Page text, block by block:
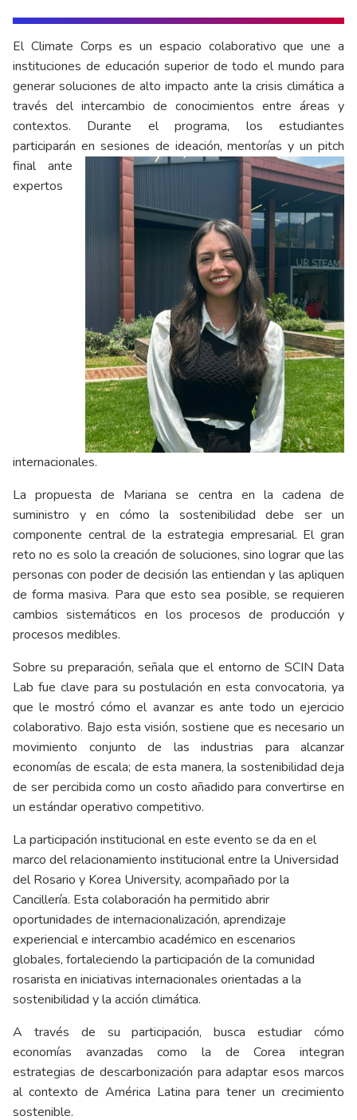
El Climate Corps es un espacio colaborativo que une a
instituciones de educación superior de todo el mundo para
generar soluciones de alto impacto ante la crisis climática a
través del intercambio de conocimientos entre áreas y
contextos. Durante el programa, los estudiantes
participarán en sesiones de ideación, mentorías y un pitch
final ante
expertos
internacionales.
La propuesta de Mariana se centra en la cadena de
suministro y en cómo la sostenibilidad debe ser un
componente central de la estrategia empresarial. El gran
reto no es solo la creación de soluciones, sino lograr que las
personas con poder de decisión las entiendan y las apliquen
de forma masiva. Para que esto sea posible, se requieren
cambios sistemáticos en los procesos de producción y
procesos medibles.
Sobre su preparación, señala que el entorno de SCIN Data
Lab fue clave para su postulación en esta convocatoria, ya
que le mostró cómo el avanzar es ante todo un ejercicio
colaborativo. Bajo esta visión, sostiene que es necesario un
movimiento conjunto de las industrias para alcanzar
economías de escala; de esta manera, la sostenibilidad deja
de ser percibida como un costo añadido para convertirse en
un estándar operativo competitivo.
La participación institucional en este evento se da en el
marco del relacionamiento institucional entre la Universidad
del Rosario y Korea University, acompañado por la
Cancillería. Esta colaboración ha permitido abrir
oportunidades de internacionalización, aprendizaje
experiencial e intercambio académico en escenarios
globales, fortaleciendo la participación de la comunidad
rosarista en iniciativas internacionales orientadas a la
sostenibilidad y la acción climática.
A través de su participación, busca estudiar cómo
economías avanzadas como la de Corea integran
estrategias de descarbonización para adaptar esos marcos
al contexto de América Latina para tener un crecimiento
sostenible.